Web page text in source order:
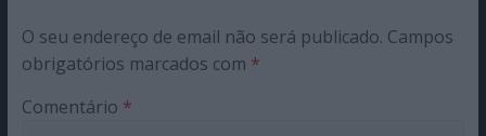
O seu endereço de email não será publicado. Campos
obrigatórios marcados com *
Comentário *